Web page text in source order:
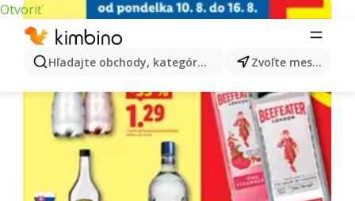
Otvoriť
Hľadajte obchody, kategórie, produkty... Zvoľte mesto